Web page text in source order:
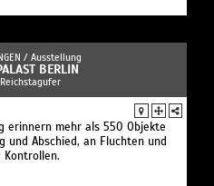
/ Ausstellung
BERLIN
erinnern mehr als 550 Objekte
und Abschied, an Fluchten und
Kontrollen.